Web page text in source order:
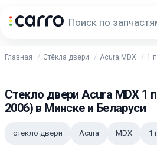
Главная Стёкла двери Acura MDX 1
Стекло двери Acura MDX 1
2006) в Минске и Беларуси
стекло двери Acura MDX 1